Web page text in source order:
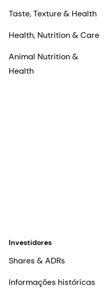
Taste, Texture & Health
Health, Nutrition & Care
Animal Nutrition &
Health
Investidores
Shares & ADRs
Informações históricas